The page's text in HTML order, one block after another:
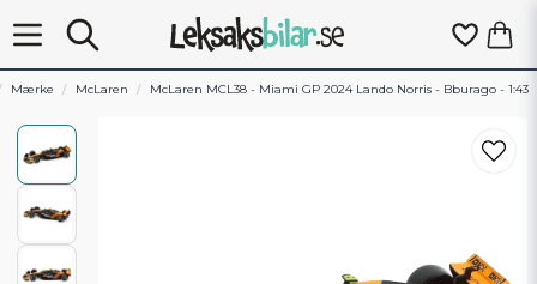
Mærke McLaren McLaren MCL38 - Miami GP 2024 Lando Norris - Bburago - 1:43